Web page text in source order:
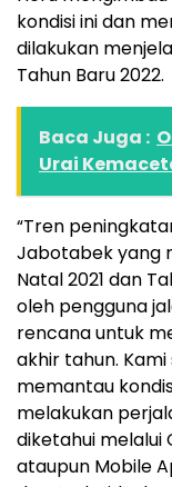
kondisi ini dan
dilakukan
Tahun Baru 2022.
Baca Juga :
Urai
“Tren
Jabotabek yang
Natal 2021 dan
oleh pengguna
rencana untuk
akhir tahun.
memantau
melakukan
diketahui melalui
ataupun Mobile